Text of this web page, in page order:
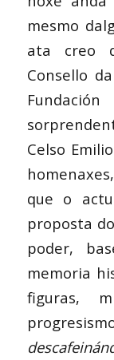
mesmo
ata creo
Consello
Celso
que o
proposta
poder,
memoria
figuras,